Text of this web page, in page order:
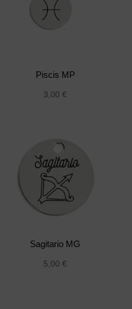
Piscis MP
3,00€
Sagitario MG
5,00€